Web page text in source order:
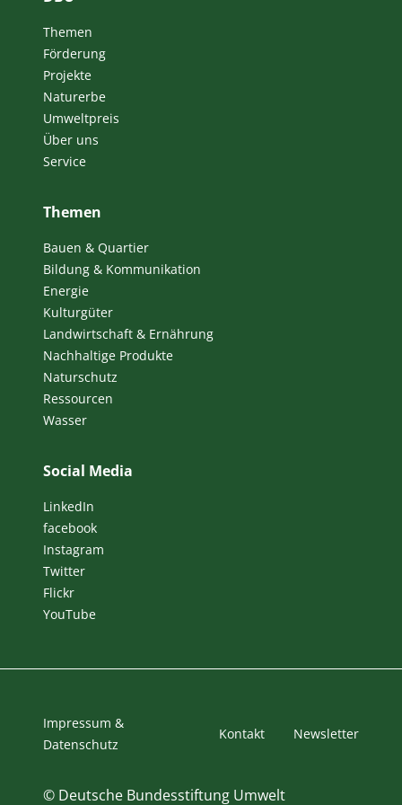
Themen
Förderung
Projekte
Naturerbe
Umweltpreis
Über uns
Service
Themen
Bauen & Quartier
Bildung & Kommunikation
Energie
Kulturgüter
Landwirtschaft & Ernährung
Nachhaltige Produkte
Naturschutz
Ressourcen
Wasser
Social Media
LinkedIn
facebook
Instagram
Twitter
Flickr
YouTube
© Deutsche Bundesstiftung Umwelt
Impressum &
Datenschutz
Kontakt Newsletter